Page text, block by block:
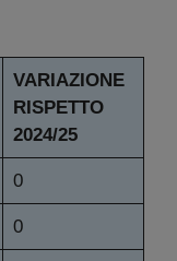
VARIAZIONE
RISPETTO
2024/25
0
0